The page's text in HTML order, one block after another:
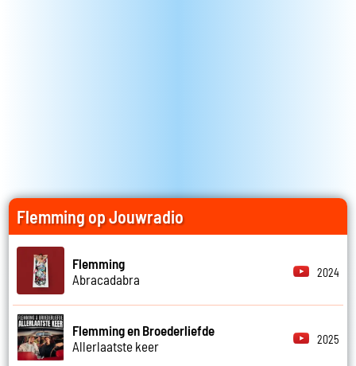
Flemming op Jouwradio
Flemming
Abracadabra
2024
Flemming en Broederliefde
Allerlaatste keer
2025